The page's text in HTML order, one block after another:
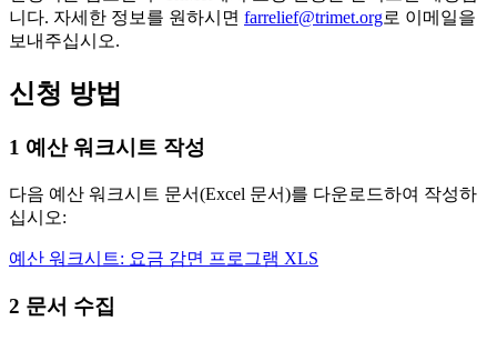
니다. 자세한 정보를 원하시면 farrelief@trimet.org로 이메일을
보내주십시오.
신청 방법
1 예산 워크시트 작성
다음 예산 워크시트 문서(Excel 문서)를 다운로드하여 작성하
십시오:
예산 워크시트: 요금 감면 프로그램 XLS
2 문서 수집